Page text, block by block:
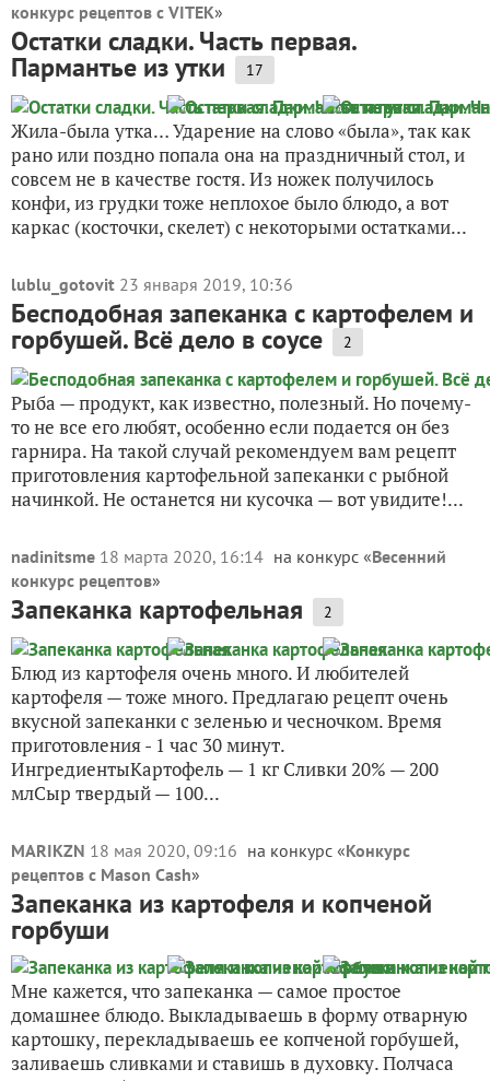
конкурс рецептов с VITEK»
Остатки сладки. Часть первая.
Пармантье из утки 17
Жила-была утка… Ударение на слово «была», так как
рано или поздно попала она на праздничный стол, и
совсем не в качестве гостя. Из ножек получилось
конфи, из грудки тоже неплохое было блюдо, а вот
каркас (косточки, скелет) с некоторыми остатками...
lublu_gotovit 23 января 2019, 10:36
Бесподобная запеканка с картофелем и
горбушей. Всё дело в соусе 2
Рыба — продукт, как известно, полезный. Но почему-
то не все его любят, особенно если подается он без
гарнира. На такой случай рекомендуем вам рецепт
приготовления картофельной запеканки с рыбной
начинкой. Не останется ни кусочка — вот увидите!...
nadinitsme 18 марта 2020, 16:14 на конкурс «Весенний
конкурс рецептов»
Запеканка картофельная 2
Блюд из картофеля очень много. И любителей
картофеля — тоже много. Предлагаю рецепт очень
вкусной запеканки с зеленью и чесночком. Время
приготовления - 1 час 30 минут.
ИнгредиентыКартофель — 1 кг Сливки 20% — 200
млСыр твердый — 100...
MARIKZN 18 мая 2020, 09:16 на конкурс «Конкурс
рецептов с Mason Cash»
Запеканка из картофеля и копченой
горбуши
Мне кажется, что запеканка — самое простое
домашнее блюдо. Выкладываешь в форму отварную
картошку, перекладываешь ее копченой горбушей,
заливаешь сливками и ставишь в духовку. Полчаса